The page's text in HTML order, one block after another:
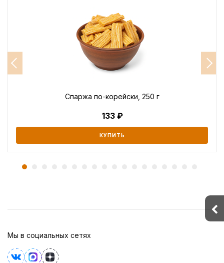
Спаржа по-корейски, 250 г
133
КУПИТЬ
Мы в социальных сетях